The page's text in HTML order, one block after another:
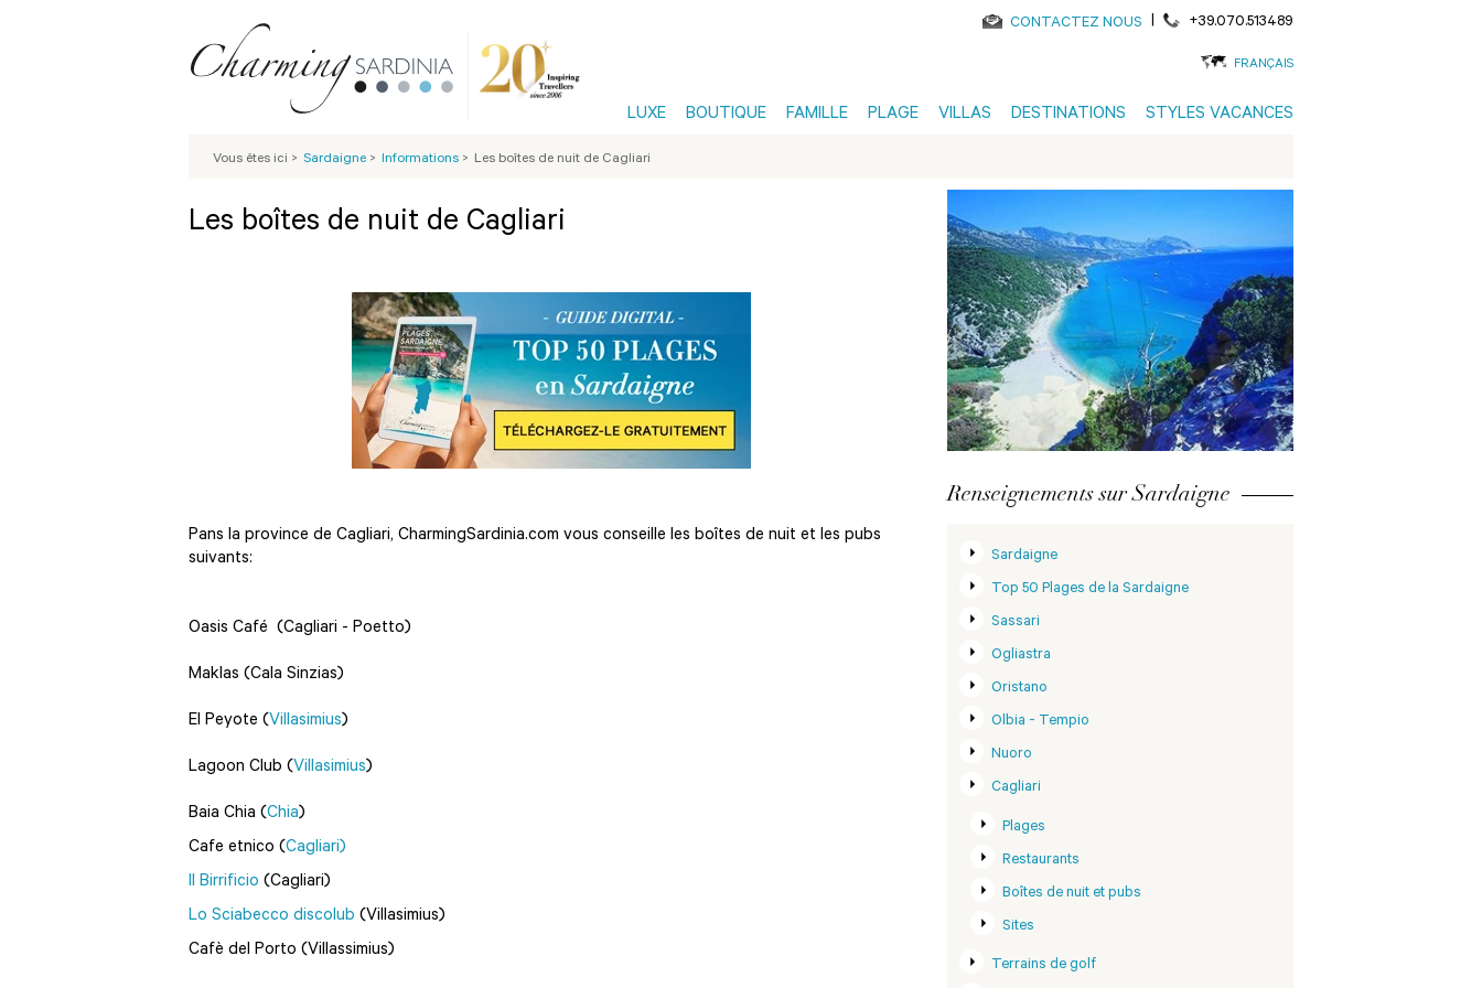
CONTACTEZ NOUS | +39.070.513489
FRANÇAIS
LUXE BOUTIQUE FAMILLE PLAGE VILLAS DESTINATIONS STYLES VACANCES
Vous êtes ici > Sardaigne > Informations > Les boîtes de nuit de Cagliari
Les boîtes de nuit de Cagliari
Pans la province de Cagliari, CharmingSardinia.com vous conseille les boîtes de nuit et les pubs
suivants:
Oasis Café (Cagliari - Poetto)
Maklas (Cala Sinzias)
El Peyote (Villasimius)
Lagoon Club (Villasimius)
Baia Chia (Chia)
Cafe etnico (Cagliari)
Il Birrificio (Cagliari)
Lo Sciabecco discolub (Villasimius)
Cafè del Porto (Villassimius)
Renseignements sur Sardaigne
Sardaigne
Top 50 Plages de la Sardaigne
Sassari
Ogliastra
Oristano
Olbia - Tempio
Nuoro
Cagliari
Plages
Restaurants
Boîtes de nuit et pubs
Sites
Terrains de golf